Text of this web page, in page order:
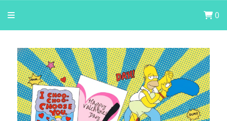
0